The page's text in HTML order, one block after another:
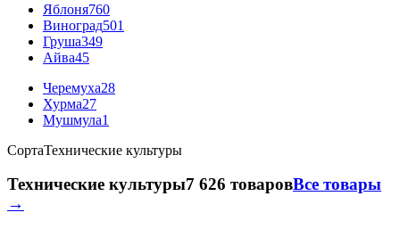
Яблоня760
Виноград501
Груша349
Айва45
Черемуха28
Хурма27
Мушмула1
СортаТехнические культуры
Технические культуры7 626 товаровВсе товары
→